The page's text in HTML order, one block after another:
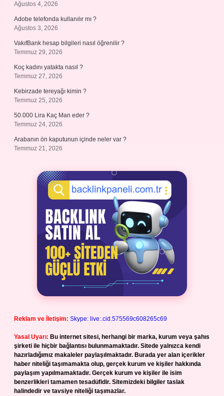
Ağustos 4, 2026
Adobe telefonda kullanılır mı ?
Ağustos 3, 2026
VakıfBank hesap bilgileri nasıl öğrenilir ?
Temmuz 29, 2026
Koç kadını yatakta nasıl ?
Temmuz 27, 2026
Kebirzade tereyağı kimin ?
Temmuz 25, 2026
50.000 Lira Kaç Man eder ?
Temmuz 24, 2026
Arabanın ön kaputunun içinde neler var ?
Temmuz 21, 2026
Reklam ve İletişim: Skype: live:.cid.575569c608265c69
Yasal Uyarı: Bu internet sitesi, herhangi bir marka, kurum veya şahıs
şirketi ile hiçbir bağlantısı bulunmamaktadır. Sitede yalnızca kendi
hazırladığımız makaleler paylaşılmaktadır. Burada yer alan içerikler
haber niteliği taşımamakta olup, gerçek kurum ve kişiler hakkında
paylaşım yapılmamaktadır. Gerçek kurum ve kişiler ile isim
benzerlikleri tamamen tesadüfidir. Sitemizdeki bilgiler taslak
halindedir ve tavsiye niteliği taşımazlar.